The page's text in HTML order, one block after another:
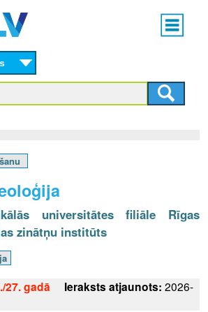
Main
menu
universitātes filiāle Rīgas
zinātņu institūts
27. gadā Ieraksts atjaunots: 2026-